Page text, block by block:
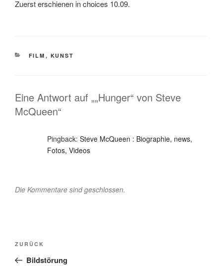
Zuerst erschienen in choices 10.09.
KATEGORIEN
FILM , KUNST
Eine Antwort auf „„Hunger“ von Steve
McQueen“
Pingback: Steve McQueen : Biographie, news,
Fotos, Videos
Die Kommentare sind geschlossen.
Beitragsnavigation
Vorheriger
Beitrag
ZURÜCK
Bildstörung